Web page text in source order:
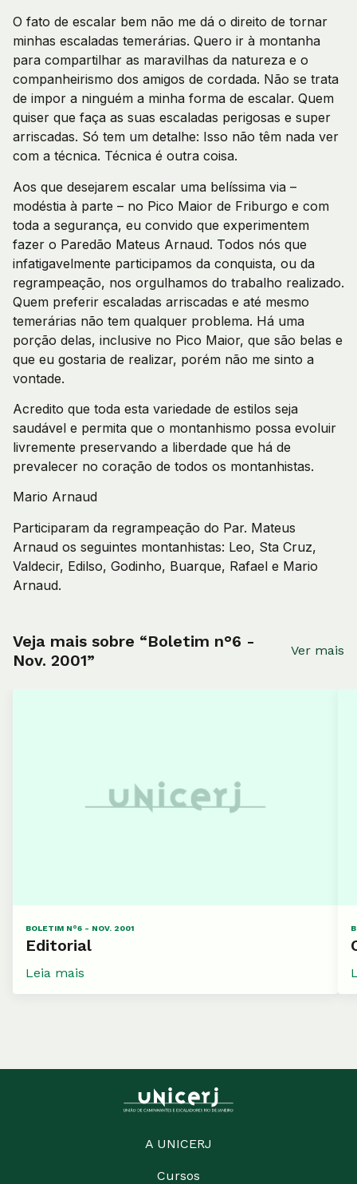
O fato de escalar bem não me dá o direito de tornar
minhas escaladas temerárias. Quero ir à montanha
para compartilhar as maravilhas da natureza e o
companheirismo dos amigos de cordada. Não se trata
de impor a ninguém a minha forma de escalar. Quem
quiser que faça as suas escaladas perigosas e super
arriscadas. Só tem um detalhe: Isso não têm nada ver
com a técnica. Técnica é outra coisa.
Aos que desejarem escalar uma belíssima via –
modéstia à parte – no Pico Maior de Friburgo e com
toda a segurança, eu convido que experimentem
fazer o Paredão Mateus Arnaud. Todos nós que
infatigavelmente participamos da conquista, ou da
regrampeação, nos orgulhamos do trabalho realizado.
Quem preferir escaladas arriscadas e até mesmo
temerárias não tem qualquer problema. Há uma
porção delas, inclusive no Pico Maior, que são belas e
que eu gostaria de realizar, porém não me sinto a
vontade.
Acredito que toda esta variedade de estilos seja
saudável e permita que o montanhismo possa evoluir
livremente preservando a liberdade que há de
prevalecer no coração de todos os montanhistas.
Mario Arnaud
Participaram da regrampeação do Par. Mateus
Arnaud os seguintes montanhistas: Leo, Sta Cruz,
Valdecir, Edilso, Godinho, Buarque, Rafael e Mario
Arnaud.
Veja mais sobre “Boletim n°6 -
Nov. 2001”
Ver mais
BOLETIM N°6 - NOV. 2001
Editorial
Leia mais
A UNICERJ
Cursos